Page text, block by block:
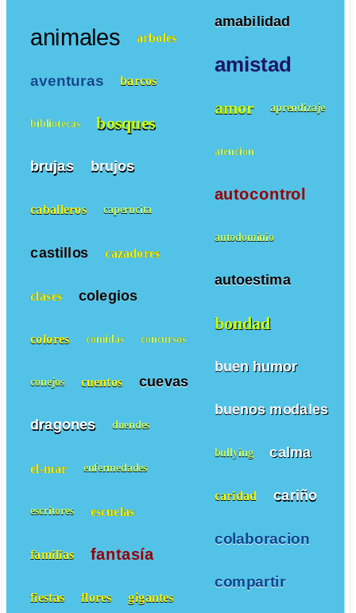
amabilidad
amistad
amor aprendizaje
atencion
autocontrol
autodominio
autoestima
bondad
buen humor
buenos modales
bullying calma
caridad cariño
colaboracion
compartir
animales arboles
aventuras barcos
bibliotecas bosques
brujas brujos
caballeros caperucita
castillos cazadores
clases colegios
colores comidas concursos
conejos cuentos cuevas
dragones duendes
el-mar enfermedades
escritores escuelas
familias fantasía
fiestas flores gigantes